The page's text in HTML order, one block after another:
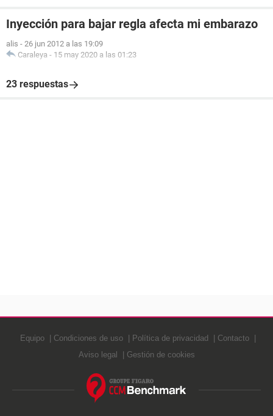
Inyección para bajar regla afecta mi embarazo
alis - 26 jun 2012 a las 19:09
Caraleya - 15 may 2020 a las 01:23
23 respuestas
Equipo Condiciones de uso Política de privacidad
Contacto
Aviso legal
Gestión de cookies